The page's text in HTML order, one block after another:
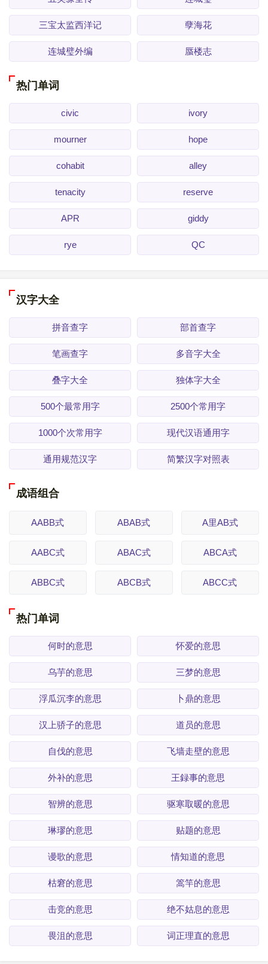
三宝太监西洋记 孽海花
连城璧外编 蜃楼志
热门单词
civic ivory
mourner hope
cohabit alley
tenacity reserve
APR giddy
rye QC
汉字大全
拼音查字 部首查字
笔画查字 多音字大全
叠字大全 独体字大全
500个最常用字 2500个常用字
1000个次常用字 现代汉语通用字
通用规范汉字 简繁汉字对照表
成语组合
AABB式 ABAB式 A里AB式
AABC式 ABAC式 ABCA式
ABBC式 ABCB式 ABCC式
热门单词
何时的意思 怀爱的意思
乌芋的意思 三梦的意思
浮瓜沉李的意思 卜鼎的意思
汉上骄子的意思 道员的意思
自伐的意思 飞墙走壁的意思
外补的意思 王録事的意思
智辨的意思 驱寒取暖的意思
琳璆的意思 贴题的意思
谩歌的意思 情知道的意思
枯窘的意思 篙竿的意思
击竞的意思 绝不姑息的意思
畏沮的意思 词正理直的意思